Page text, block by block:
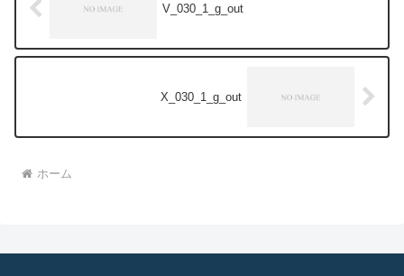
V_030_1_g_out
X_030_1_g_out
ホーム